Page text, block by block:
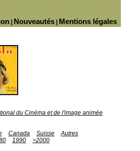
Mentions légales
Nouveautés
du Cinéma et de l'image animée
Canada Suisse
Autres
1990
>2000